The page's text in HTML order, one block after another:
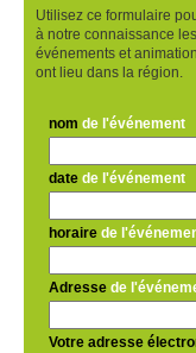
Utilisez ce formulaire
à notre connaissance les
événements et
ont lieu dans la région.
nom de l'événement
date de l'événement
horaire de
Adresse de
Votre adresse